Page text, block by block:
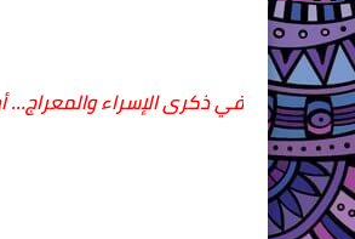
في ذكرى الإسراء